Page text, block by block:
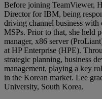
Before joining TeamViewer,
Director for IBM, being
driving channel business with
MSPs. Prior to that, she held
manager, x86 server
at HP Enterprise (HPE).
strategic planning, business
management, playing a key
in the Korean market. Lee
University, South Korea.